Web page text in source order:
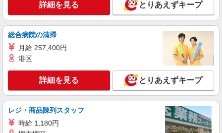
LOUNIE（ルーニィ）ウィング高輪店
【店長候補募集】接客・販売・お店作り〜マネ
未経験：月給243,800円〜400,000円 経験者
（店長候補）：月給300,000円〜 ※試用期間中は
270,000円〜 ★固定残業手当：30,800円（月給に
含む） ※経験・能力考慮 ※固定残業時間は1ヶ月
あたり20時間、超過時は追加で残業手当支給 ※月
3万円まで交通費支給 ※試用期間（2〜3ヶ月）も
同条件 【手当】固定残業手当／資格手当／店舗職
制手当／住宅手当（実家外かつ賃貸の場合のみ別
途支給）※試用期間明けから支給／特別手当 ※手
当の種類はエリアにより異なります。詳細は面接
≪ウィング高輪店≫ 東京都港区高輪4-10-18京
急ショッピングプラザウィング高輪WEST-1 2F
キープ 詳細を見る
アルバイト パート
詳細を見る とりあえずキープ
総合病院の清掃
月給 257,400円
港区
詳細を見る とりあえずキープ
レジ・商品陳列スタッフ
時給 1,180円